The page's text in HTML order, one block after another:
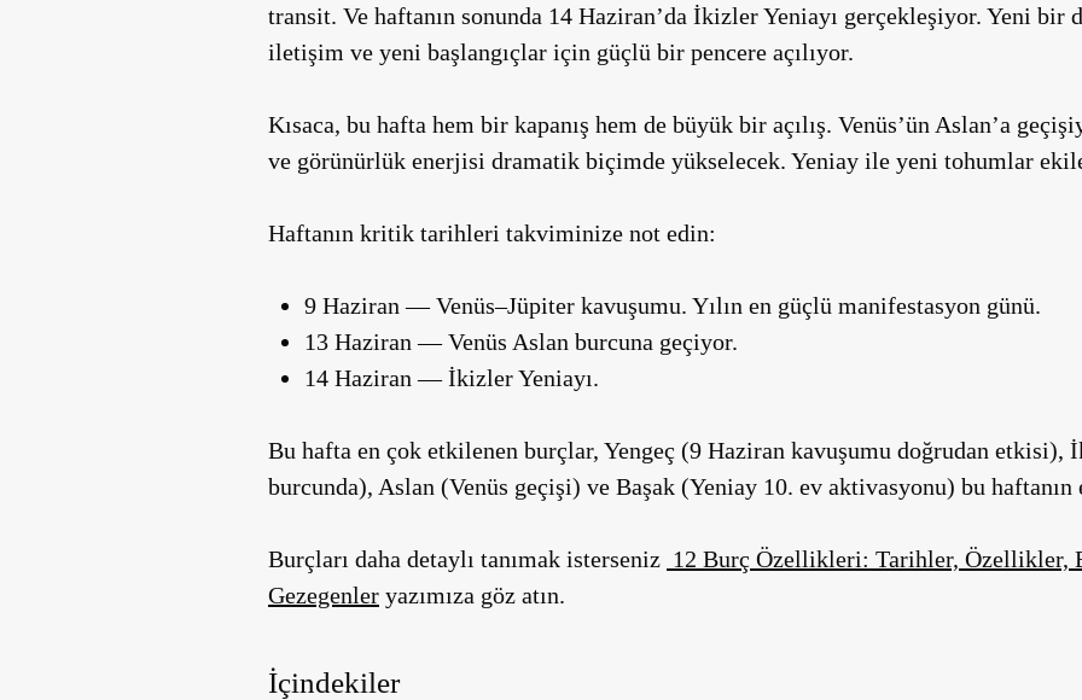
transit. Ve haftanın sonunda 14 Haziran’da İkizler Yeniayı gerçekleşiyor. Yeni
iletişim ve yeni başlangıçlar için güçlü bir pencere açılıyor.
Kısaca, bu hafta hem bir kapanış hem de büyük bir açılış. Venüs’ün Aslan’a
ve görünürlük enerjisi dramatik biçimde yükselecek. Yeniay ile yeni tohumlar
Haftanın kritik tarihleri takviminize not edin:
9 Haziran — Venüs–Jüpiter kavuşumu. Yılın en güçlü manifestasyon günü.
13 Haziran — Venüs Aslan burcuna geçiyor.
14 Haziran — İkizler Yeniayı.
Bu hafta en çok etkilenen burçlar, Yengeç (9 Haziran kavuşumu doğrudan etkisi),
burcunda), Aslan (Venüs geçişi) ve Başak (Yeniay 10. ev aktivasyonu) bu
Burçları daha detaylı tanımak isterseniz 12 Burç Özellikleri: Tarihler, Özellikler,
Gezegenler yazımıza göz atın.
İçindekiler